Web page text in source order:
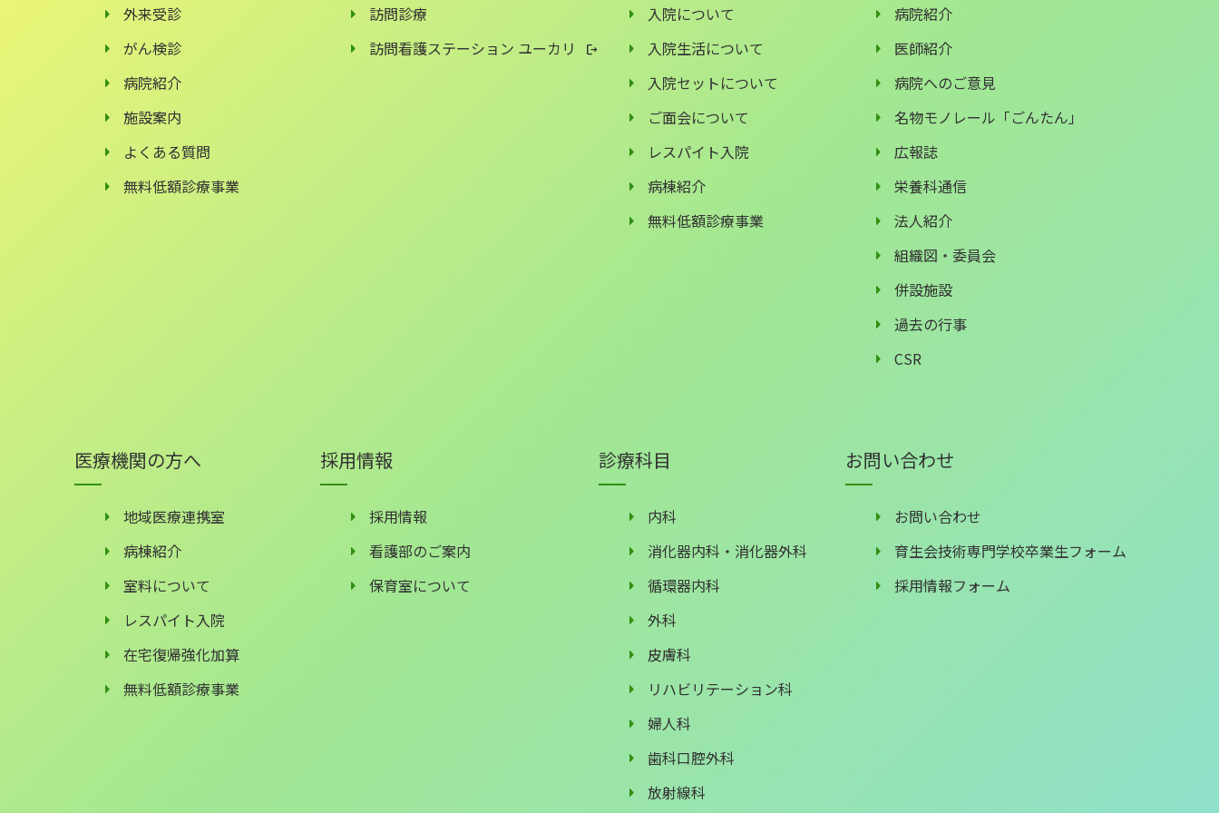
外来受診
がん検診
病院紹介
施設案内
よくある質問
無料低額診療事業
訪問診療
訪問看護ステーション ユーカリ
入院について
入院生活について
入院セットについて
ご面会について
レスパイト入院
病棟紹介
無料低額診療事業
病院紹介
医師紹介
病院へのご意見
名物モノレール「ごんたん」
広報誌
栄養科通信
法人紹介
組織図・委員会
併設施設
過去の行事
CSR
医療機関の方へ
地域医療連携室
病棟紹介
室料について
レスパイト入院
在宅復帰強化加算
無料低額診療事業
採用情報
採用情報
看護部のご案内
保育室について
診療科目
内科
消化器内科・消化器外科
循環器内科
外科
皮膚科
リハビリテーション科
婦人科
歯科口腔外科
放射線科
お問い合わせ
お問い合わせ
育生会技術専門学校卒業生フォーム
採用情報フォーム